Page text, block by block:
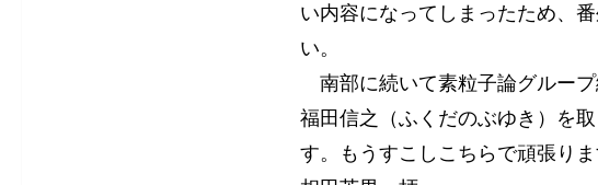
い内容になってしまったため、
い。
南部に続いて素粒子論グルー
福田信之（ふくだのぶゆき）を
す。もうすこしこちらで頑張り